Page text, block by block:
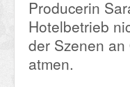
Producerin
Hotelbetrieb
der Szenen
atmen.